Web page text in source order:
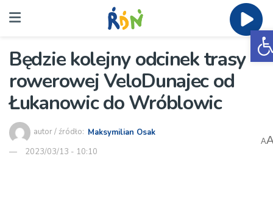
Będzie kolejny odcinek trasy
rowerowej VeloDunajec od
Łukanowic do Wróblowic
autor / źródło: Maksymilian Osak
2023/03/13 - 10:10
A